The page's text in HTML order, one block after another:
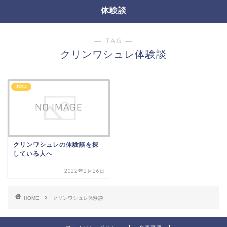
体験談
― TAG ―
クリンワシュレ体験談
体験談
クリンワシュレの体験談を探
している人へ
2022年2月26日
HOME クリンワシュレ体験談